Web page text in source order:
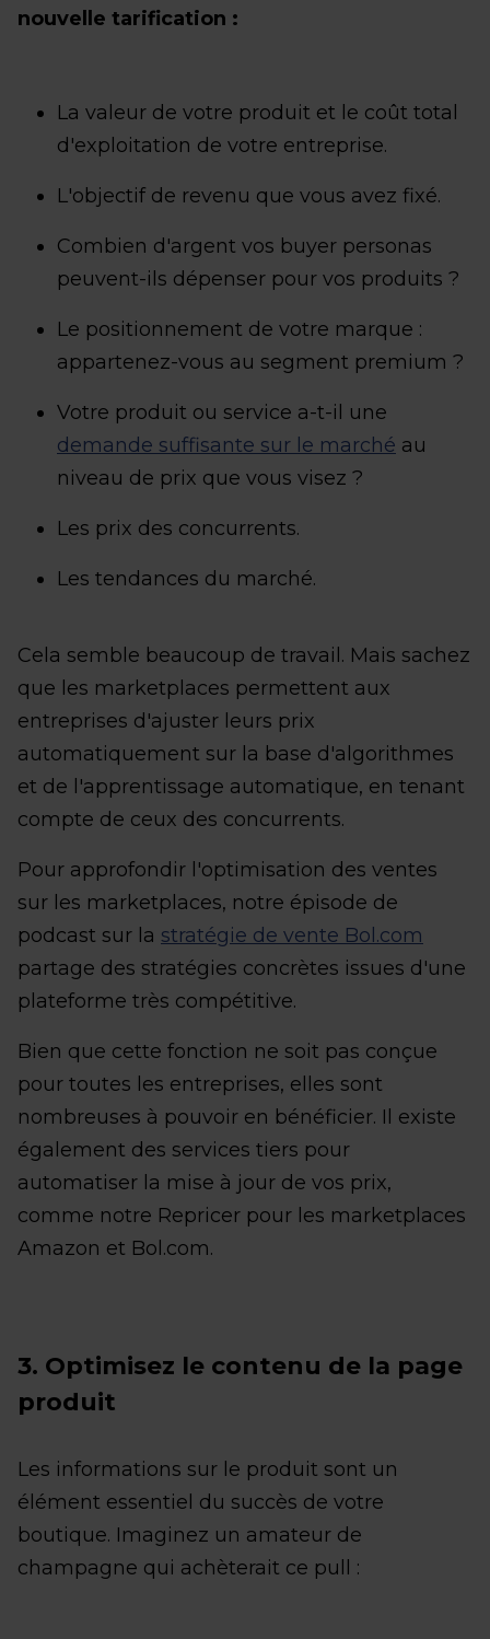
nouvelle tarification :
La valeur de votre produit et le coût total
d'exploitation de votre entreprise.
L'objectif de revenu que vous avez fixé.
Combien d'argent vos buyer personas
peuvent-ils dépenser pour vos produits ?
Le positionnement de votre marque :
appartenez-vous au segment premium ?
Votre produit ou service a-t-il une
demande suffisante sur le marché au
niveau de prix que vous visez ?
Les prix des concurrents.
Les tendances du marché.
Cela semble beaucoup de travail. Mais sachez
que les marketplaces permettent aux
entreprises d'ajuster leurs prix
automatiquement sur la base d'algorithmes
et de l'apprentissage automatique, en tenant
compte de ceux des concurrents.
Pour approfondir l'optimisation des ventes
sur les marketplaces, notre épisode de
podcast sur la stratégie de vente Bol.com
partage des stratégies concrètes issues d'une
plateforme très compétitive.
Bien que cette fonction ne soit pas conçue
pour toutes les entreprises, elles sont
nombreuses à pouvoir en bénéficier. Il existe
également des services tiers pour
automatiser la mise à jour de vos prix,
comme notre Repricer pour les marketplaces
Amazon et Bol.com.
3. Optimisez le contenu de la page
produit
Les informations sur le produit sont un
élément essentiel du succès de votre
boutique. Imaginez un amateur de
champagne qui achèterait ce pull :